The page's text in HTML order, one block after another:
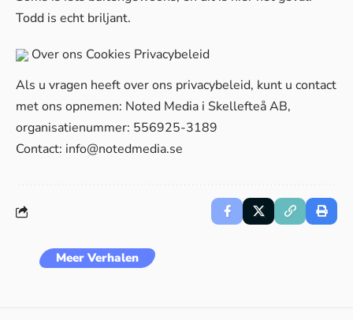
Todd is echt briljant.
Over ons Cookies Privacybeleid
Als u vragen heeft over ons privacybeleid, kunt u contact
met ons opnemen: Noted Media i Skellefteå AB,
organisatienummer: 556925-3189
Contact: info@notedmedia.se
Meer Verhalen